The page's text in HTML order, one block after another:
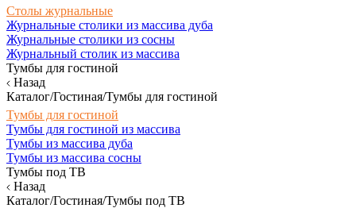
Столы журнальные
Журнальные столики из массива дуба
Журнальные столики из сосны
Журнальный столик из массива
Тумбы для гостиной
Назад
Каталог/Гостиная/Тумбы для гостиной
Тумбы для гостиной
Тумбы для гостиной из массива
Тумбы из массива дуба
Тумбы из массива сосны
Тумбы под ТВ
Назад
Каталог/Гостиная/Тумбы под ТВ